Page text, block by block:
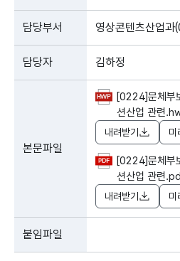
담당부서 영상콘텐츠산업
담당자 김하정
본문파일
[0224]문체부
션산업 관련
내려받기 미
[0224]문체부
션산업 관련
내려받기 미
붙임파일